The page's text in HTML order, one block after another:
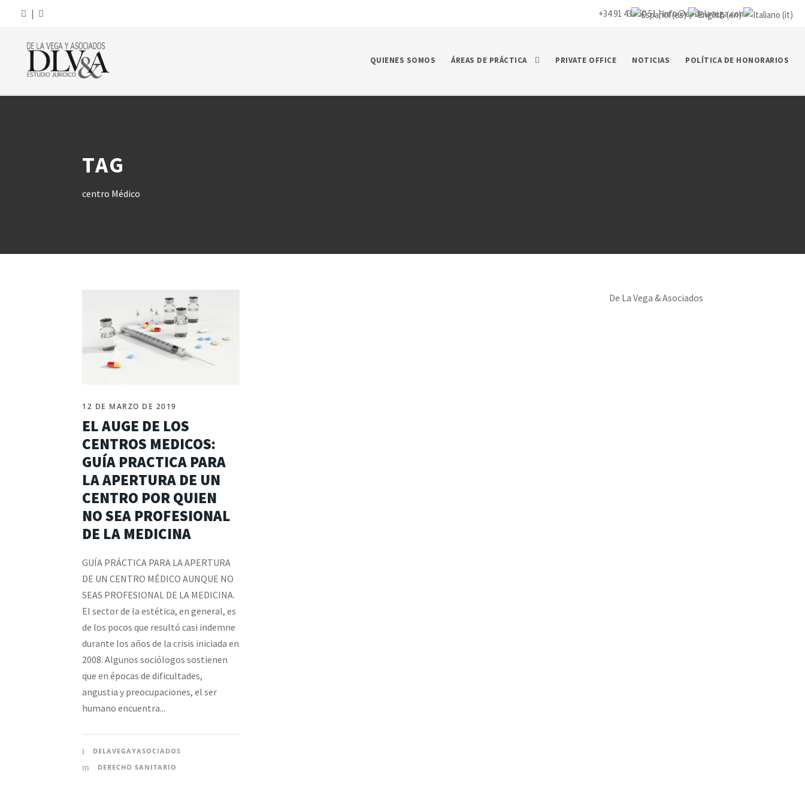
| +34 91 435 50 51 |info@ej-delavega.com
QUIENES SOMOS ÁREAS DE PRÁCTICA PRIVATE OFFICE NOTICIAS POLÍTICA DE HONORARIOS
TAG
centro Médico
12 DE MARZO DE 2019
EL AUGE DE LOS
CENTROS MEDICOS:
GUÍA PRACTICA PARA
LA APERTURA DE UN
CENTRO POR QUIEN
NO SEA PROFESIONAL
DE LA MEDICINA
GUÍA PRÁCTICA PARA LA APERTURA
DE UN CENTRO MÉDICO AUNQUE NO
SEAS PROFESIONAL DE LA MEDICINA.
El sector de la estética, en general, es
de los pocos que resultó casi indemne
durante los años de la crisis iniciada en
2008. Algunos sociólogos sostienen
que en épocas de dificultades,
angustia y preocupaciones, el ser
humano encuentra...
DELAVEGAYASOCIADOS
DERECHO SANITARIO
De La Vega & Asociados